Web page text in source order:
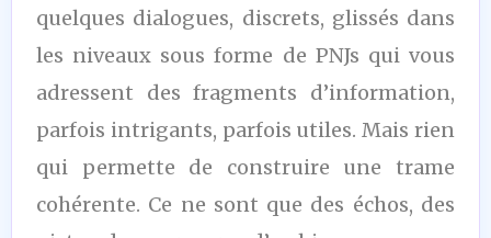
quelques dialogues, discrets, glissés dans
les niveaux sous forme de PNJs qui vous
adressent des fragments d’information,
parfois intrigants, parfois utiles. Mais rien
qui permette de construire une trame
cohérente. Ce ne sont que des échos, des